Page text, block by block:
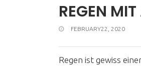
REGEN
FEBRUARY22, 2020
Regen ist gewiss